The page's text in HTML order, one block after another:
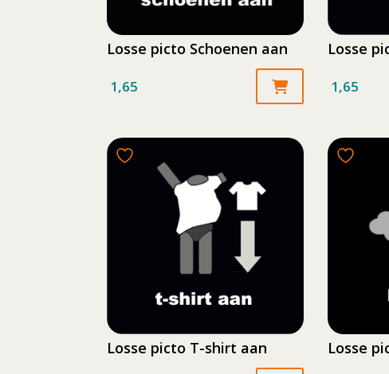
Losse picto Schoenen aan
1,65
Losse
1,65
Losse picto T-shirt aan Losse